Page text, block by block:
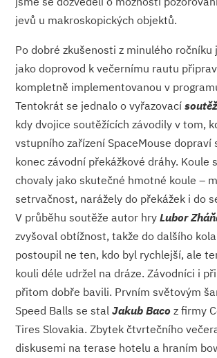
jevů u makroskopických objektů.
Po dobré zkušenosti z minulého ročníku
jako doprovod k večernímu rautu
kompletně implementovanou v
Tentokrát se jednalo o vyřazovací
kdy dvojice soutěžících závodily v tom,
vstupního zařízení SpaceMouse dopraví
konec závodní překážkové dráhy. Koule
chovaly jako skutečné hmotné koule –
setrvačnost, narážely do překážek i do
V průběhu soutěže autor hryLubor
zvyšoval obtížnost, takže do dalšího
postoupil ne ten, kdo byl rychlejší, ale
kouli déle udržel na dráze. Závodníci i
přitom dobře bavili. Prvním světovým
Speed Balls se stalJakub Baco z firmy
Tires Slovakia. Zbytek čtvrtečního
diskusemi na terase hotelu a hraním